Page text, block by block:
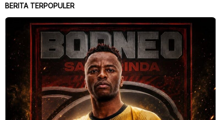
BERITA TERPOPULER